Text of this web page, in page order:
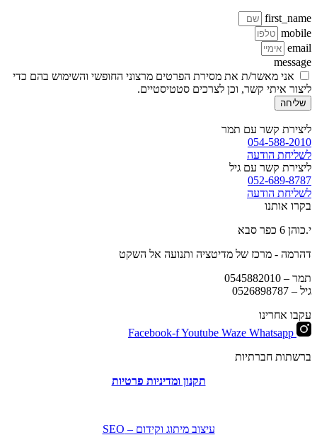
first_name
mobile
email
message
אני מאשר/ת את מסירת הפרטים מרצוני החופשי והשימוש בהם כדי
ליצור איתי קשר, וכן לצרכים סטטיסטיים.
שליחה
ליצירת קשר עם תמר
054-588-2010
לשליחת הודעה
ליצירת קשר עם גיל
052-689-8787
לשליחת הודעה
בקרו אותנו
י.כוהן 6 כפר סבא
דהרמה - מרכז של מדיטציה ותנועה אל השקט
תמר – 0545882010
גיל – 0526898787
עקבו אחרינו
Facebook-fYoutube Waze Whatsapp
ברשתות חברתיות
תקנון ומדיניות פרטיות
עיצוב מיתוג וקידום – SEO